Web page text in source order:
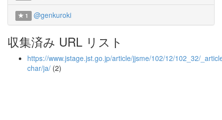
1 @genkuroki
収集済み URL リスト
https://www.jstage.jst.go.jp/article/jjsme/102/12/102_32/
char/ja/ (2)